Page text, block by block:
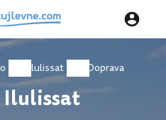
Ilulissat Doprava
Ilulissat